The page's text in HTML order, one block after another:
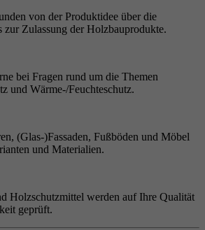
von der Produktidee über die
Zulassung der Holzbauprodukte.
bei Fragen rund um die Themen
und Wärme-/Feuchteschutz.
(Glas-)Fassaden, Fußböden und Möbel
und Materialien.
Holzschutzmittel werden auf Ihre Qualität
geprüft.